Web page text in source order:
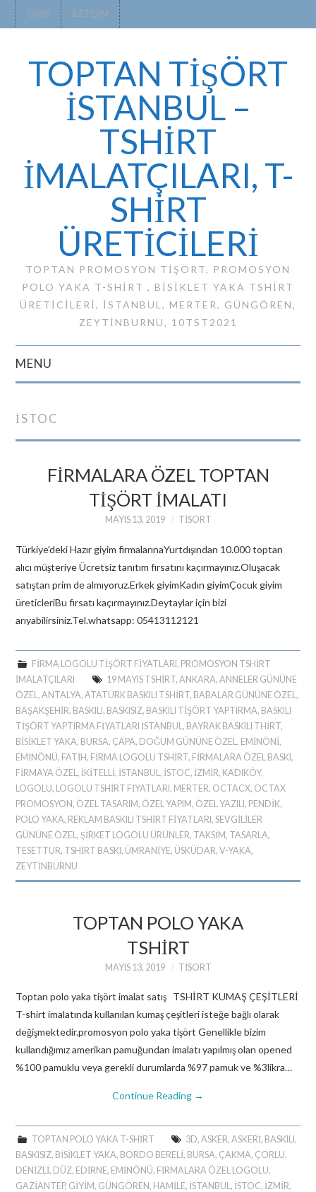
GIRIŞ İLETIŞIM
TOPTAN TİŞÖRT
İSTANBUL –
TSHIRT
IMALATÇILARI, T-
SHIRT
ÜRETICILERI
TOPTAN PROMOSYON TIŞÖRT, PROMOSYON
POLO YAKA T-SHIRT , BISIKLET YAKA TSHIRT
ÜRETICILERI, ISTANBUL, MERTER, GÜNGÖREN,
ZEYTINBURNU, 10TST2021
MENU
İSTOC
FİRMALARA ÖZEL TOPTAN
TİŞÖRT İMALATI
MAYIS 13, 2019 TISORT
Türkiye’deki Hazır giyim firmalarınaYurtdışından 10.000 toptan
alıcı müşteriye Ücretsiz tanıtım fırsatını kaçırmayınız.Oluşacak
satıştan prim de almıyoruz.Erkek giyimKadın giyimÇocuk giyim
üreticleriBu fırsatı kaçırmayınız.Deytaylar için bizi
arıyabilirsiniz.Tel.whatsapp: 05413112121
FIRMA LOGOLU TIŞÖRT FIYATLARI, PROMOSYON TSHIRT
IMALATÇILARI
19 MAYIS TSHIRT, ANKARA, ANNELER GÜNÜNE
ÖZEL,ANTALYA,ATATÜRK BASKILI TSHIRT, BABALAR GÜNÜNE ÖZEL,
BAŞAKŞEHIR, BASKILI, BASKISIZ, BASKILI TIŞÖRT YAPTIRMA, BASKILI
TIŞÖRT YAPTIRMA FIYATLARI ISTANBUL, BAYRAK BASKILI THIRT,
BİSİKLET YAKA, BURSA, ÇAPA, DOĞUM GÜNÜNE ÖZEL, EMINÖNI,
EMINÖNÜ, FATIH, FIRMA LOGOLU TSHIRT, FIRMALARA ÖZEL BASKI,
FIRMAYA ÖZEL, IKITELLI, ISTANBUL, İSTOC, İZMIR, KADIKÖY,
LOGOLU, LOGOLU TSHIRT FIYATLARI, MERTER, OCTACX, OCTAX
PROMOSYON, ÖZEL TASARIM, ÖZEL YAPIM, ÖZEL YAZILI, PENDIK,
POLO YAKA, REKLAM BASKILI TSHIRT FIYATLARI,SEVGILILER
GÜNÜNE ÖZEL, ŞIRKET LOGOLU ÜRÜNLER, TAKSIM, TASARLA,
TESETTUR, TSHIRT BASKI, ÜMRANIYE, ÜSKÜDAR,V-YAKA,
ZEYTINBURNU
TOPTAN POLO YAKA
TSHIRT
MAYIS 13, 2019 TISORT
Toptan polo yaka tişört imalat satış TSHİRT KUMAŞ ÇEŞİTLERİ
T-shirt imalatında kullanılan kumaş çeşitleri isteğe bağlı olarak
değişmektedir.promosyon polo yaka tişört Genellikle bizim
kullandığımız amerikan pamuğundan imalatı yapılmış olan opened
%100 pamuklu veya gerekli durumlarda %97 pamuk ve %3likra…
Continue Reading →
TOPTAN POLO YAKA T-SHIRT 3D, ASKER, ASKERİ, BASKILI ,
BASKISIZ, BİSİKLET YAKA, BORDO BERELİ, BURSA, ÇAKMA, ÇORLU,
DENİZLİ, DÜZ, EDİRNE, EMINÖNÜ, FİRMALARA ÖZEL LOGOLU,
GAZİANTEP, GİYİM, GÜNGÖREN, HAMİLE, ISTANBUL, İSTOC, İZMIR,